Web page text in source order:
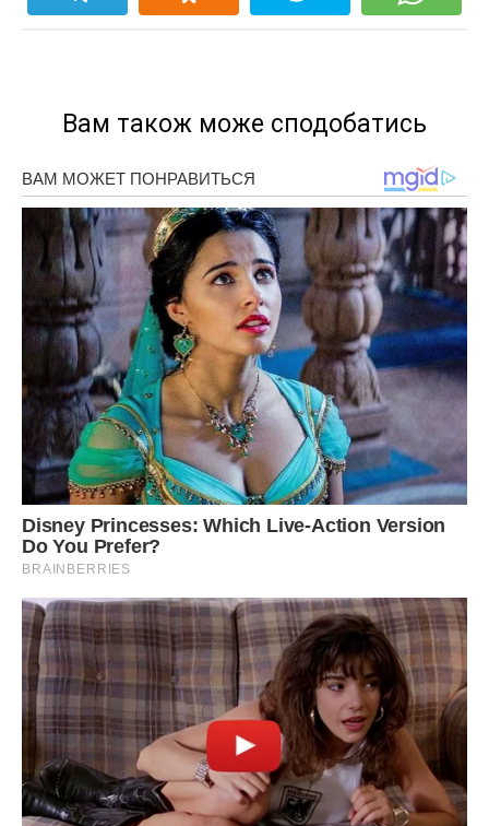
Вам також може сподобатись